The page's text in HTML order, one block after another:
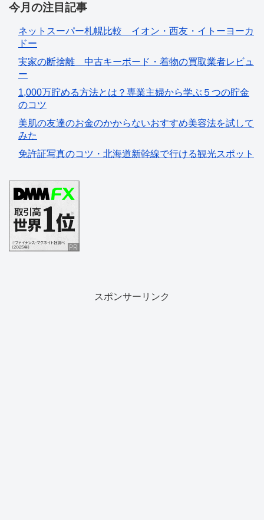
今月の注目記事
ネットスーパー札幌比較 イオン・西友・イトーヨーカ
ドー
実家の断捨離 中古キーボード・着物の買取業者レビュ
ー
1,000万貯める方法とは？専業主婦から学ぶ５つの貯金
のコツ
美肌の友達のお金のかからないおすすめ美容法を試して
みた
免許証写真のコツ・北海道新幹線で行ける観光スポット
スポンサーリンク